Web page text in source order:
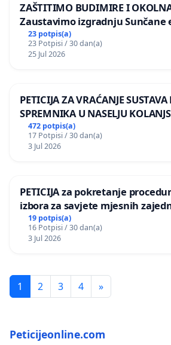
ZAŠTITIMO BUDIMIRE I
Zaustavimo izgradnju Sunčane
Vedrine na području Ugljana
23 potpis(a)
23 Potpisi / 30 dan(a)
25 Jul 2026
PETICIJA ZA VRAĆANJE
SPREMNIKA U NASELJU
472 potpis(a)
17 Potpisi / 30 dan(a)
3 Jul 2026
PETICIJA za pokretanje
izbora za savjete mjesnih
Bugojno
19 potpis(a)
16 Potpisi / 30 dan(a)
3 Jul 2026
1 2 3 4 »
Peticijeonline.com